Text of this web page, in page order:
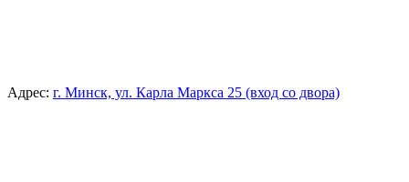
Адрес: г. Минск, ул. Карла Маркса 25 (вход со двора)